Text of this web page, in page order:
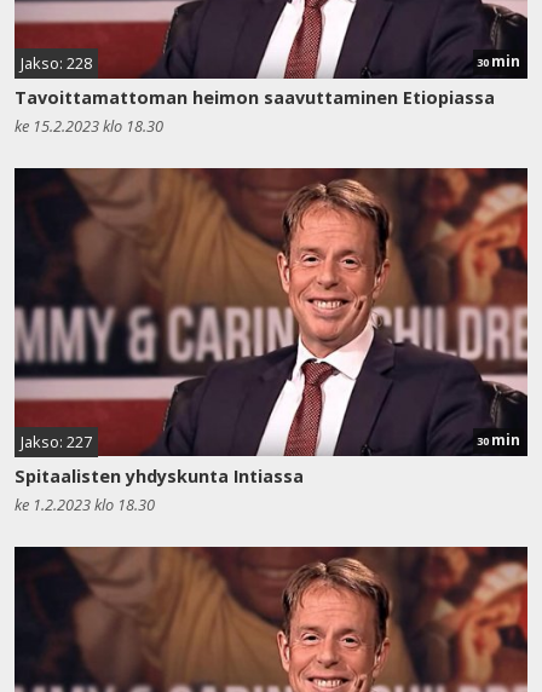
Jakso: 228 30min
Tavoittamattoman heimon saavuttaminen Etiopiassa
ke 15.2.2023 klo 18.30
Jakso: 227 30min
Spitaalisten yhdyskunta Intiassa
ke 1.2.2023 klo 18.30